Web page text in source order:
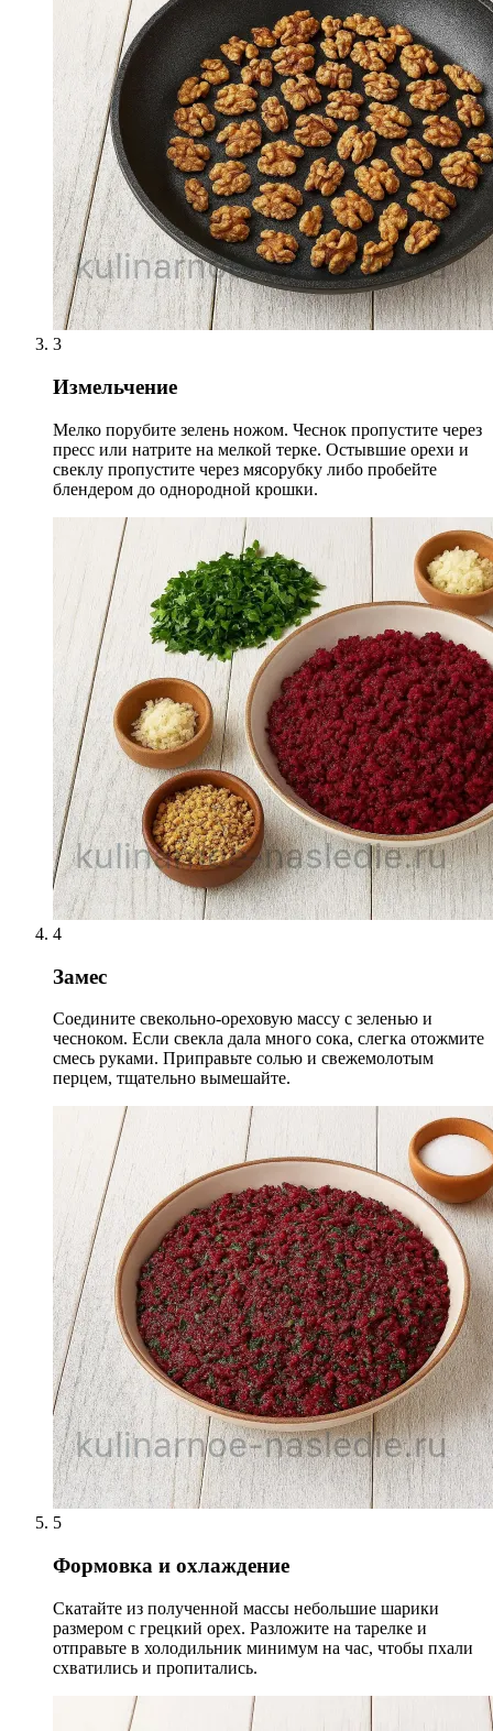
3
Измельчение
Мелко порубите зелень ножом. Чеснок пропустите через
пресс или натрите на мелкой терке. Остывшие орехи и
свеклу пропустите через мясорубку либо пробейте
блендером до однородной крошки.
4
Замес
Соедините свекольно-ореховую массу с зеленью и
чесноком. Если свекла дала много сока, слегка отожмите
смесь руками. Приправьте солью и свежемолотым
перцем, тщательно вымешайте.
5
Формовка и охлаждение
Скатайте из полученной массы небольшие шарики
размером с грецкий орех. Разложите на тарелке и
отправьте в холодильник минимум на час, чтобы пхали
схватились и пропитались.